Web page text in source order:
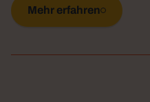
Mehr erfahren